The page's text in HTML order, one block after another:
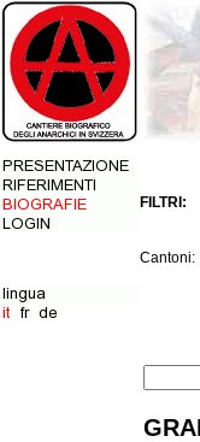
FILTRI:
Cantoni: